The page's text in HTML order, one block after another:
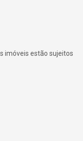
imóveis estão sujeitos